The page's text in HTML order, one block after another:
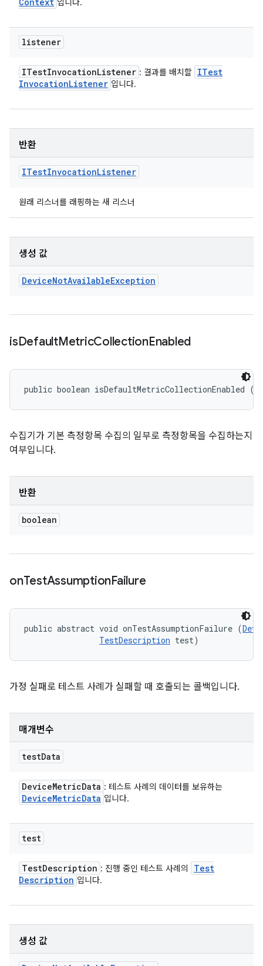
입니다.
listener
ITestInvocationListener : 결과를 배치할 ITest
InvocationListener 입니다.
반환
ITestInvocationListener
원래 리스너를 래핑하는 새 리스너
생성 값
DeviceNotAvailableException
isDefaultMetricCollectionEnabled
public boolean isDefaultMetricCollectionEnabled ()
수집기가 기본 측정항목 수집의 일부로 측정항목을 수집하는지
여부입니다.
반환
boolean
onTestAssumptionFailure
public abstract void onTestAssumptionFailure (
TestDescription test)
가정 실패로 테스트 사례가 실패할 때 호출되는 콜백입니다.
매개변수
testData
DeviceMetricData : 테스트 사례의 데이터를 보유하는
DeviceMetricData 입니다.
test
TestDescription : 진행 중인 테스트 사례의
Test
Description 입니다.
생성 값